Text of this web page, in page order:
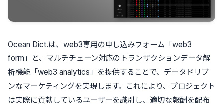
Ocean Dict.は、web3専用の申し込みフォーム「web3
form」と、マルチチェーン対応のトランザクションデータ解
析機能「web3 analytics」を提供することで、データドリブ
ンなマーケティングを実現します。これにより、プロジェクト
は実際に貢献しているユーザーを識別し、適切な報酬を配布